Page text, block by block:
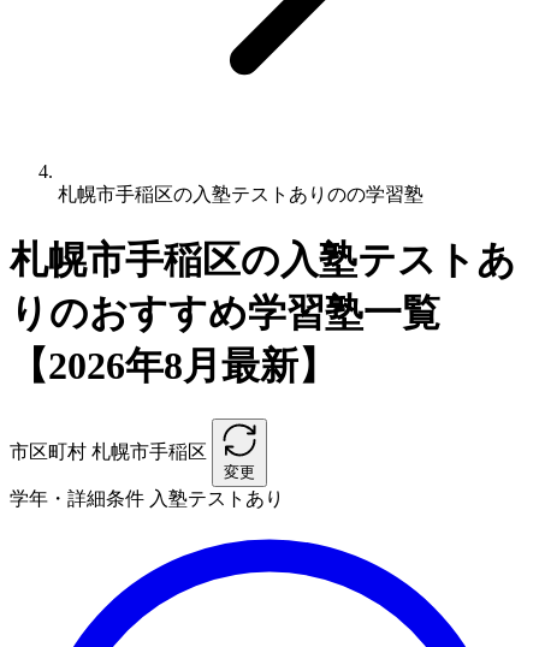
札幌市手稲区の入塾テストありのの学習塾
札幌市手稲区の入塾テストあ
りのおすすめ学習塾一覧
【2026年8月最新】
市区町村 札幌市手稲区
変更
学年・詳細条件 入塾テストあり